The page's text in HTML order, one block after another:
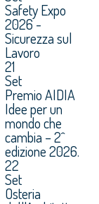
Safety Expo
2026 -
Sicurezza sul
Lavoro
21
Set
Premio AIDIA
Idee per un
mondo che
cambia – 2^
edizione 2026.
22
Set
Osteria